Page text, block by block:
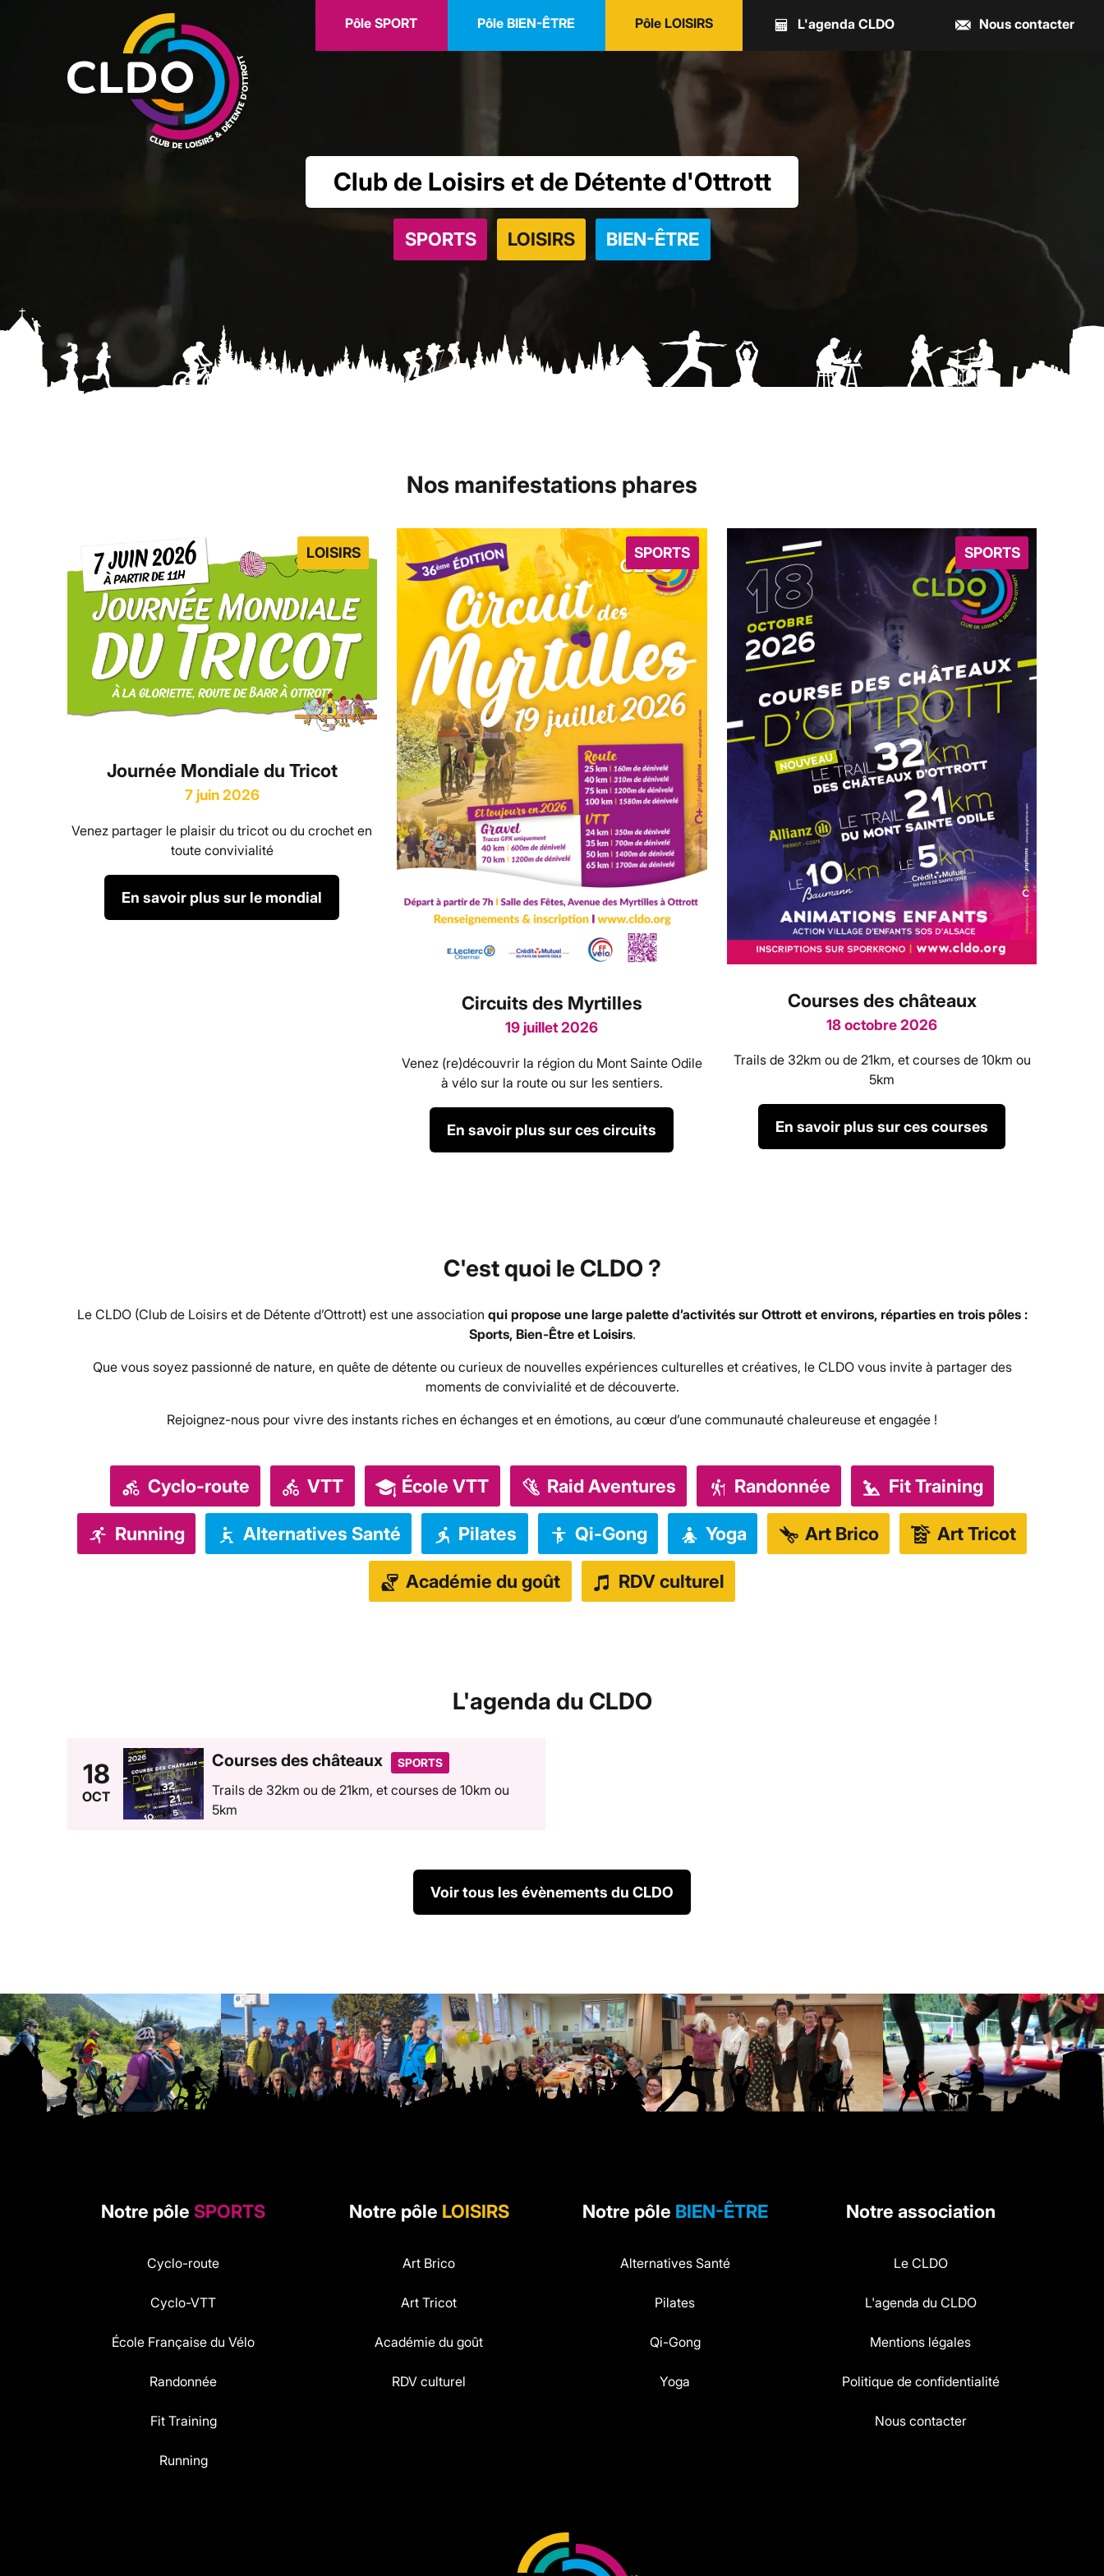
PôleSPORT PôleBIEN-ÊTRE Pôle LOISIRS L'agenda CLDO Nouscontacter
Club de Loisirs et de Détente d'Ottrott
SPORTS LOISIRS BIEN-ÊTRE
Nos manifestations phares
LOISIRS
Journée Mondiale du Tricot
7 juin 2026
Venez partager le plaisir du tricot ou du crochet en
toute convivialité
En savoir plus sur le mondial
SPORTS
Circuits des Myrtilles
19 juillet 2026
Venez (re)découvrir la région du Mont Sainte Odile
à vélo sur la route ou sur les sentiers.
En savoir plus sur ces circuits
SPORTS
Courses des châteaux
18 octobre 2026
Trails de 32km ou de 21km, et courses de 10km ou
5km
En savoir plus sur ces courses
C'est quoi le CLDO ?
Le CLDO (Club de Loisirs et de Détente d’Ottrott) est une association qui propose une large palette d’activités sur Ottrott et environs, réparties en trois pôles :
Sports, Bien-Être et Loisirs.
Que vous soyez passionné de nature, en quête de détente ou curieux de nouvelles expériences culturelles et créatives, le CLDO vous invite à partager des
moments de convivialité et de découverte.
Rejoignez-nous pour vivre des instants riches en échanges et en émotions, au cœur d’une communauté chaleureuse et engagée !
Cyclo-route VTT École VTT Raid Aventures Randonnée Fit Training
Running Alternatives Santé Pilates Qi-Gong Yoga Art Brico Art Tricot
Académie du goût RDV culturel
L'agenda du CLDO
18
OCT
Courses des châteaux SPORTS
Trails de 32km ou de 21km, et courses de 10km ou
5km
Voir tous les évènements du CLDO
Notre pôle SPORTS
Cyclo-route
Cyclo-VTT
École Française du Vélo
Randonnée
Fit Training
Running
Notre pôle LOISIRS
Art Brico
Art Tricot
Académie du goût
RDV culturel
Notre pôle BIEN-ÊTRE
Alternatives Santé
Pilates
Qi-Gong
Yoga
Notre association
Le CLDO
L'agenda du CLDO
Mentions légales
Politique de confidentialité
Nous contacter